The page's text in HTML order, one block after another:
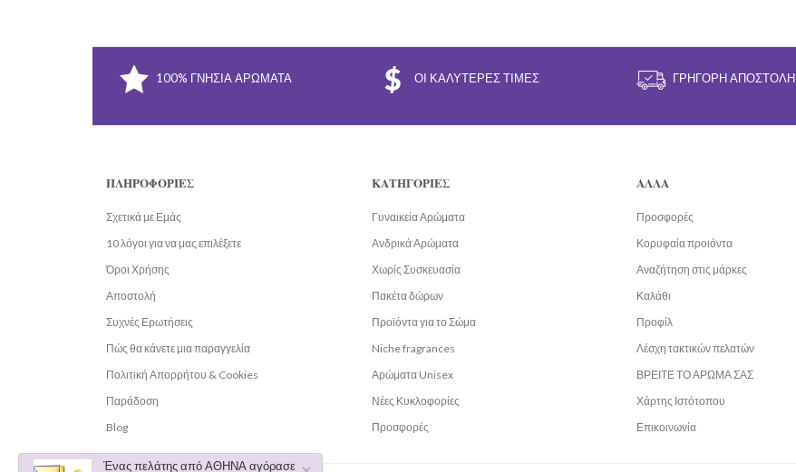
100% ΓΝΉΣΙΑ ΑΡΏΜΑΤΑ ΟΙ ΚΑΛΎΤΕΡΕΣ ΤΙΜΈΣ ΓΡΉΓΟΡΗ ΑΠΟΣΤΟΛΉ
ΠΛΗΡΟΦΟΡΊΕΣ
Σχετικά με Εμάς
10 λόγοι για να μας επιλέξετε
Όροι Χρήσης
Αποστολή
Συχνές Ερωτήσεις
Πώς θα κάνετε μια παραγγελία
Πολιτική Απορρήτου & Cookies
Παράδοση
Blog
ΚΑΤΗΓΟΡΙΕΣ
Γυναικεία Αρώματα
Ανδρικά Αρώματα
Χωρίς Συσκευασία
Πακέτα δώρων
Προϊόντα για το Σώμα
Niche fragrances
Αρώματα Unisex
Νέες Κυκλοφορίες
Προσφορές
ΑΛΛΑ
Προσφορές
Κορυφαία προιόντα
Αναζήτηση στις μάρκες
Καλάθι
Προφίλ
Λέσχη τακτικών πελατών
ΒΡΕΙΤΕ ΤΟ ΑΡΩΜΑ ΣΑΣ
Χάρτης Ιστότοπου
Επικοινωνία
Ένας πελάτης από ΑΘΗΝΑ αγόρασε